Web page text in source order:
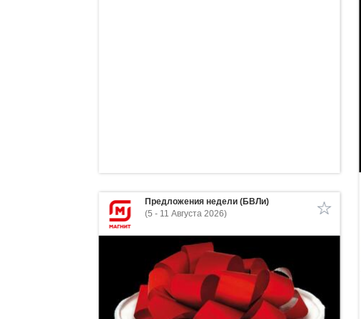
Предложения недели (БВЛи)
(5 - 11 Августа 2026)